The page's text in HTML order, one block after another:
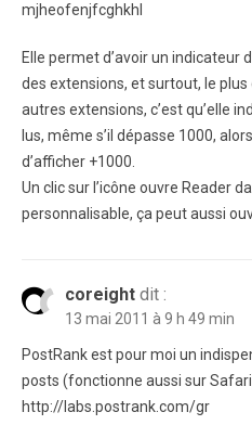
mjheofenjfcghkhl
Elle permet d’avoir un indicateur
des extensions, et surtout, le
autres extensions, c’est qu’elle
lus, même s’il dépasse 1000,
d’afficher +1000.
Un clic sur l’icône ouvre Reader
personnalisable, ça peut aussi
coreight dit :
13 mai 2011 à 9 h 49 min
PostRank est pour moi un
posts (fonctionne aussi sur
http://labs.postrank.com/gr